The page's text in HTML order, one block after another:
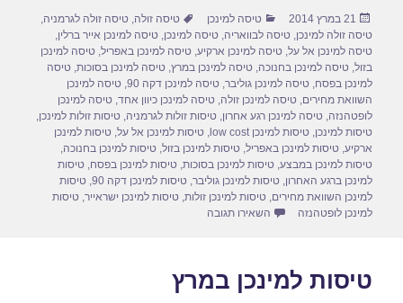
e
b
o
o
k
o
d
o
n
e
פורסם
בתאריך
21 במרץ 2014 קטגוריות
טיסה למינכן תגיות
טיסה זולה ,טיסה זולה לגרמניה
טיסה זולה למינכן ,טיסה לבוואריה ,טיסה למינכן ,טיסה למינכן אייר ברלין
טיסה למינכן אל על ,טיסה למינכן ארקיע ,טיסה למינכן באפריל ,טיסה למינכן
בזול ,טיסה למינכן בחנוכה ,טיסה למינכן במרץ ,טיסה למינכן בסוכות ,טיסה
למינכן בפסח ,טיסה למינכן גוליבר ,טיסה למינכן דקה 90 ,טיסה למינכן
השוואת מחירים ,טיסה למינכן זולה ,טיסה למינכן כיוון אחד ,טיסה למינכן
לופטהנזה ,טיסה למינכן רגע אחרון ,טיסות זולות לגרמניה ,טיסות זולות למינכן
טיסות למינכן ,טיסות למינכן low cost ,טיסות למינכן אל על ,טיסות למינכן
ארקיע ,טיסות למינכן באפריל ,טיסות למינכן בזול ,טיסות למינכן בחנוכה
טיסות למינכן במבצע ,טיסות למינכן בסוכות ,טיסות למינכן בפסח ,טיסות
למינכן ברגע האחרון ,טיסות למינכן גוליבר ,טיסות למינכן דקה 90 ,טיסות
למינכן השוואת מחירים ,טיסות למינכן זולות ,טיסות למינכן ישראייר ,טיסות
למינכן לופטהנזה
השאירו תגובה
טיסות למינכן במרץ